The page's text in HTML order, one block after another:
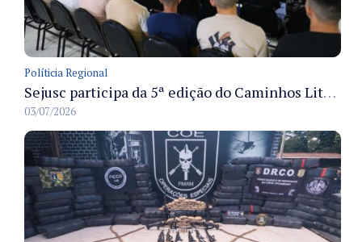
Políticia Regional
Sejusc participa da 5ª edição do Caminhos Literários com foco na cultura hip-hop nas unidades socioeducativas
03/07/2026